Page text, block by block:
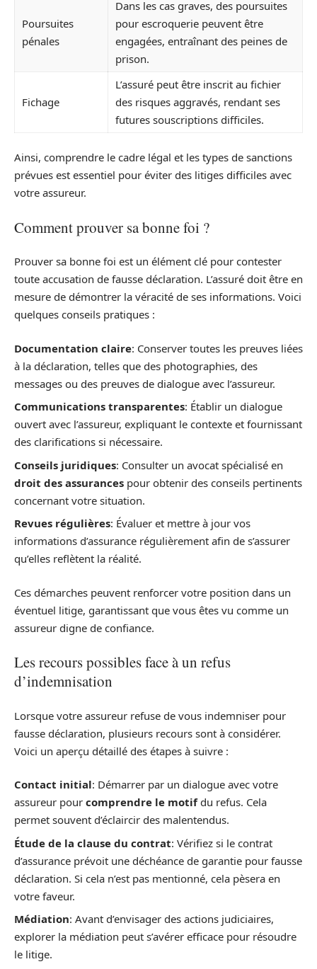
Poursuites
pénales
Dans les cas graves, des poursuites
pour escroquerie peuvent être
engagées, entraînant des peines de
prison.
Fichage
L’assuré peut être inscrit au fichier
des risques aggravés, rendant ses
futures souscriptions difficiles.
Ainsi, comprendre le cadre légal et les types de sanctions
prévues est essentiel pour éviter des litiges difficiles avec
votre assureur.
Comment prouver sa bonne foi ?
Prouver sa bonne foi est un élément clé pour contester
toute accusation de fausse déclaration. L’assuré doit être en
mesure de démontrer la véracité de ses informations. Voici
quelques conseils pratiques :
Documentation claire: Conserver toutes les preuves liées
à la déclaration, telles que des photographies, des
messages ou des preuves de dialogue avec l’assureur.
Communications transparentes: Établir un dialogue
ouvert avec l’assureur, expliquant le contexte et fournissant
des clarifications si nécessaire.
Conseils juridiques: Consulter un avocat spécialisé en
droit des assurances pour obtenir des conseils pertinents
concernant votre situation.
Revues régulières: Évaluer et mettre à jour vos
informations d’assurance régulièrement afin de s’assurer
qu’elles reflètent la réalité.
Ces démarches peuvent renforcer votre position dans un
éventuel litige, garantissant que vous êtes vu comme un
assureur digne de confiance.
Les recours possibles face à un refus
d’indemnisation
Lorsque votre assureur refuse de vous indemniser pour
fausse déclaration, plusieurs recours sont à considérer.
Voici un aperçu détaillé des étapes à suivre :
Contact initial: Démarrer par un dialogue avec votre
assureur pour comprendre le motifdu refus. Cela
permet souvent d’éclaircir des malentendus.
Étude de la clause du contrat: Vérifiez si le contrat
d’assurance prévoit une déchéance de garantie pour fausse
déclaration. Si cela n’est pas mentionné, cela pèsera en
votre faveur.
Médiation: Avant d’envisager des actions judiciaires,
explorer la médiation peut s’avérer efficace pour résoudre
le litige.